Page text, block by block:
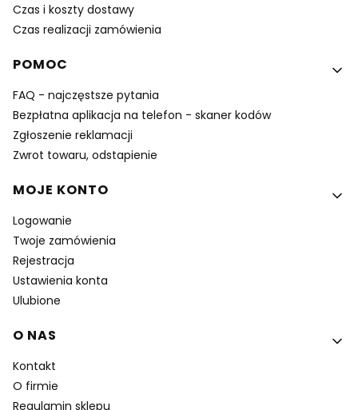
Czas i koszty dostawy
Czas realizacji zamówienia
POMOC
FAQ - najczęstsze pytania
Bezpłatna aplikacja na telefon - skaner kodów
Zgłoszenie reklamacji
Zwrot towaru, odstapienie
MOJE KONTO
Logowanie
Twoje zamówienia
Rejestracja
Ustawienia konta
Ulubione
O NAS
Kontakt
O firmie
Regulamin sklepu